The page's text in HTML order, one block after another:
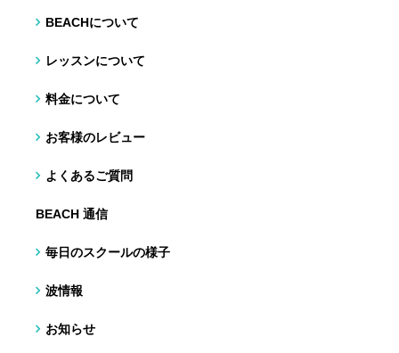
BEACHについて
レッスンについて
料金について
お客様のレビュー
よくあるご質問
BEACH 通信
毎日のスクールの様子
波情報
お知らせ